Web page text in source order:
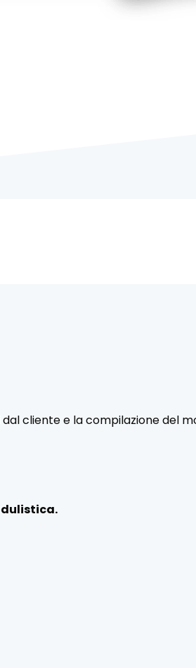
cliente e la compilazione del